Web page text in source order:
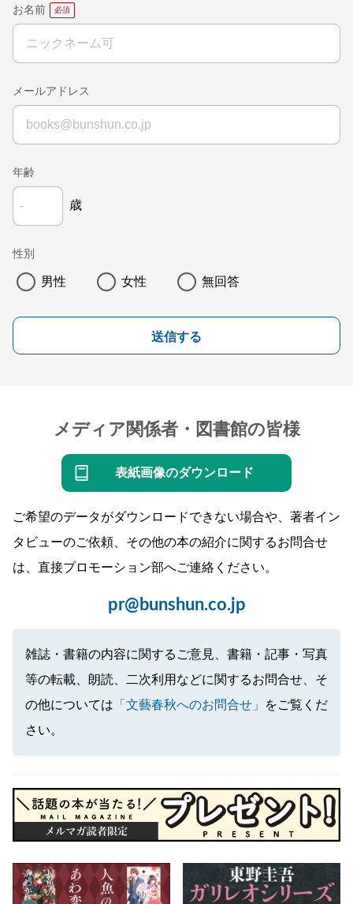
お名前
メールアドレス
年齢
歳
性別
男性 女性 無回答
送信する
メディア関係者・図書館の皆様
表紙画像のダウンロード
ご希望のデータがダウンロードできない場合や、著者イン
タビューのご依頼、その他の本の紹介に関するお問合せ
は、直接プロモーション部へご連絡ください。
pr@bunshun.co.jp
雑誌・書籍の内容に関するご意見、書籍・記事・写真
等の転載、朗読、二次利用などに関するお問合せ、そ
の他については 「文藝春秋へのお問合せ」
をご覧くだ
さい。